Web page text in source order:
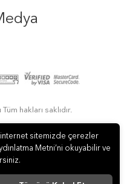
hakları saklıdır.
sitemizde çerezler
Metni’ni okuyabilir ve